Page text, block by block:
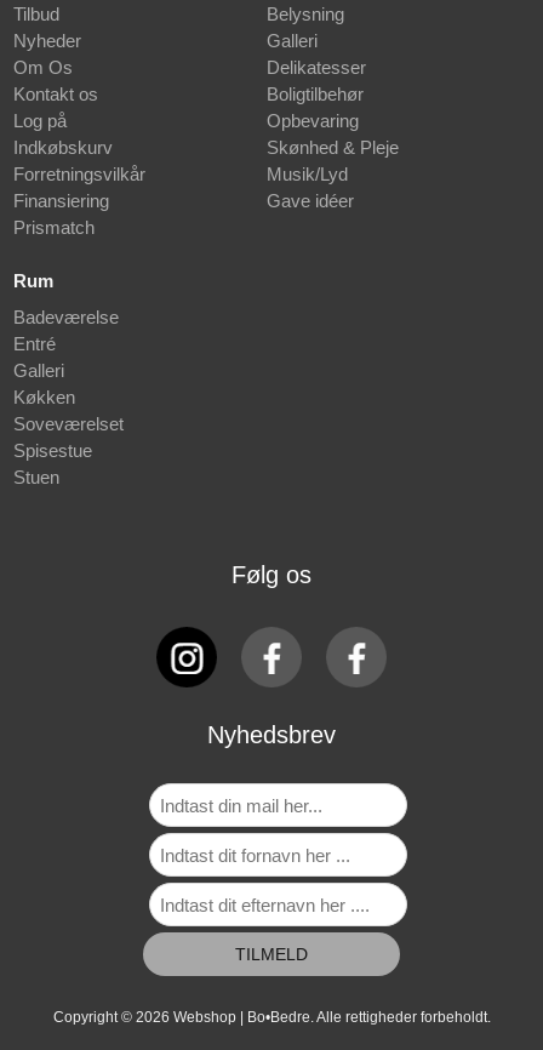
Tilbud
Nyheder
Om Os
Kontakt os
Log på
Indkøbskurv
Forretningsvilkår
Finansiering
Prismatch
Belysning
Galleri
Delikatesser
Boligtilbehør
Opbevaring
Skønhed & Pleje
Musik/Lyd
Gave idéer
Rum
Badeværelse
Entré
Galleri
Køkken
Soveværelset
Spisestue
Stuen
Følg os
Nyhedsbrev
Copyright © 2026 Webshop | Bo•Bedre. Alle rettigheder forbeholdt.